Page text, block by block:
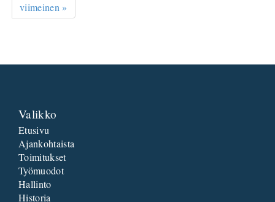
viimeinen »
Valikko
Etusivu
Ajankohtaista
Toimitukset
Työmuodot
Hallinto
Historia